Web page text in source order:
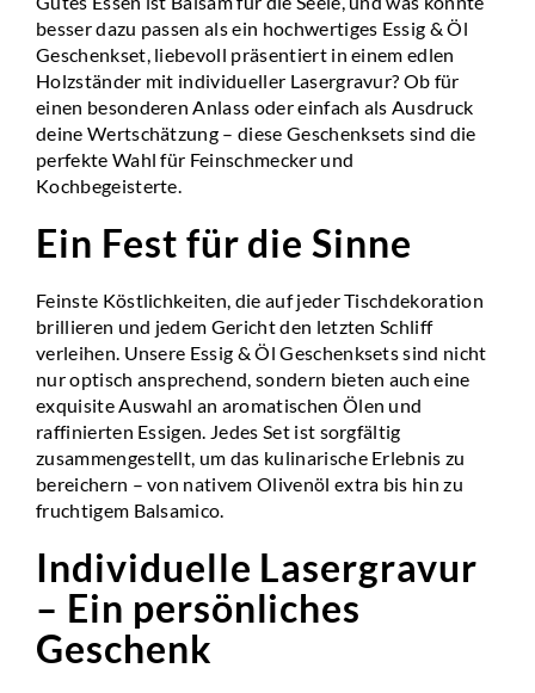
besser dazu passen als ein hochwertiges Essig & Öl
Geschenkset, liebevoll präsentiert in einem edlen
Holzständer mit individueller Lasergravur? Ob für
einen besonderen Anlass oder einfach als Ausdruck
deine Wertschätzung – diese Geschenksets sind die
perfekte Wahl für Feinschmecker und
Kochbegeisterte.
Ein Fest für die Sinne
Feinste Köstlichkeiten, die auf jeder Tischdekoration
brillieren und jedem Gericht den letzten Schliff
verleihen. Unsere Essig & Öl Geschenksets sind nicht
nur optisch ansprechend, sondern bieten auch eine
exquisite Auswahl an aromatischen Ölen und
raffinierten Essigen. Jedes Set ist sorgfältig
zusammengestellt, um das kulinarische Erlebnis zu
bereichern – von nativem Olivenöl extra bis hin zu
fruchtigem Balsamico.
Individuelle Lasergravur
– Ein persönliches
Geschenk